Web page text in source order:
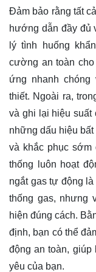
Đảm bảo rằng tất
hướng dẫn đầy đủ
lý tình huống
cường an toàn
ứng nhanh
thiết. Ngoài ra,
và ghi lại hiệu suất
những dấu hiệu
và khắc phục
thống luôn hoạt
ngắt gas tự động
thống gas, nhưng
hiện đúng cách.
định, bạn có thể
động an toàn,
yêu của bạn.